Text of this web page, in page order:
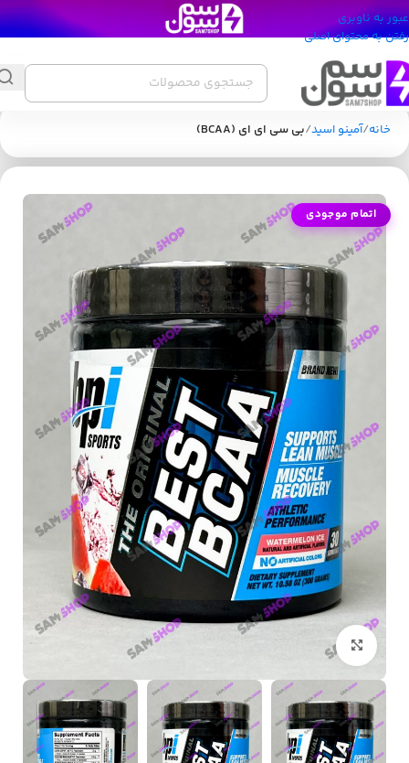
عبور به ناوبری
رفتن به محتوای اصلی
خانه آمینو اسید بی سی ای ای (BCAA)
اتمام موجودی
بزرگنمایی تصویر